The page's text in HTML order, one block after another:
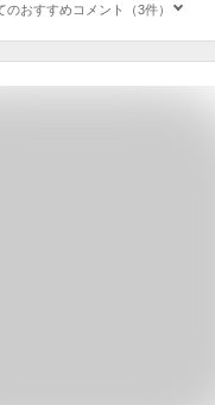
のおすすめコメント（3件）